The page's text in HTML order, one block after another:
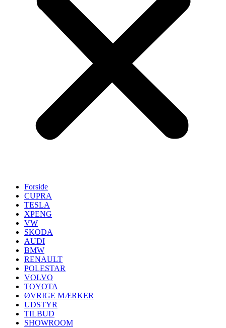
Forside
CUPRA
TESLA
XPENG
VW
SKODA
AUDI
BMW
RENAULT
POLESTAR
VOLVO
TOYOTA
ØVRIGE MÆRKER
UDSTYR
TILBUD
SHOWROOM